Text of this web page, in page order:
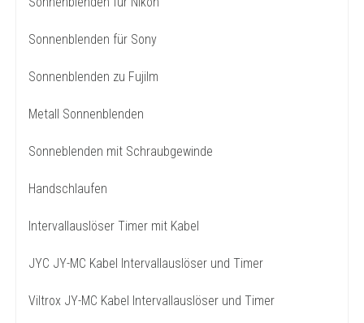
Sonnenblenden für Sony
Sonnenblenden zu Fujilm
Metall Sonnenblenden
Sonneblenden mit Schraubgewinde
Handschlaufen
Intervallauslöser Timer mit Kabel
JYC JY-MC Kabel Intervallauslöser und Timer
Viltrox JY-MC Kabel Intervallauslöser und Timer